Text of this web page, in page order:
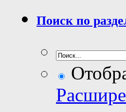
Поиск по